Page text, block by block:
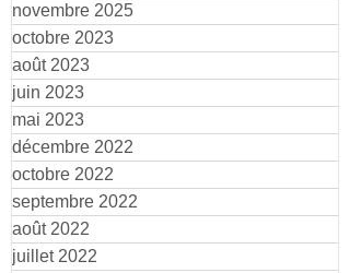
novembre 2025
octobre 2023
août 2023
juin 2023
mai 2023
décembre 2022
octobre 2022
septembre 2022
août 2022
juillet 2022